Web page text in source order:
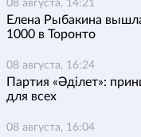
08 августа, 14:21
Елена Рыбакина
1000 в Торонто
08 августа, 16:24
Партия «Әділет»:
для всех
08 августа, 16:04